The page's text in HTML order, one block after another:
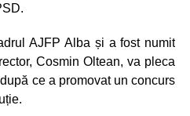
AJFP Alba și a fost numit
Cosmin Oltean, va pleca
ce a promovat un concurs